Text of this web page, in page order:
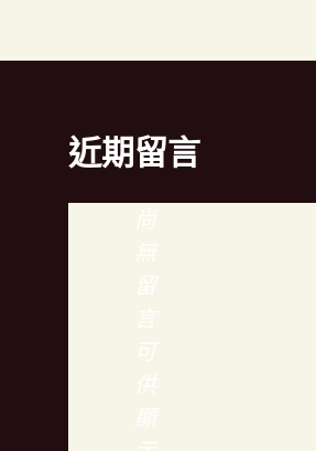
近期留言
尚
無
留
言
可
供
顯